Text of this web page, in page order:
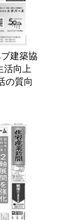
建築協
活向上
の質向